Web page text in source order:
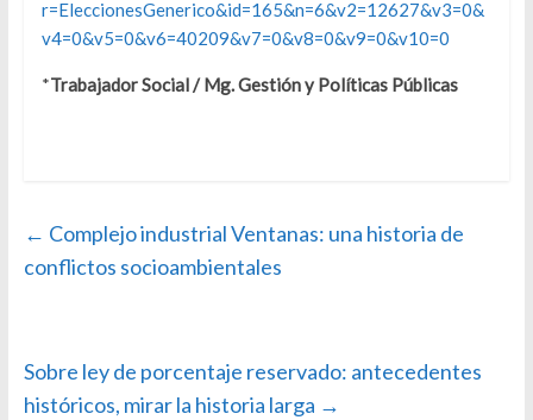
r=EleccionesGenerico&id=165&n=6&v2=12627&v3=0&
v4=0&v5=0&v6=40209&v7=0&v8=0&v9=0&v10=0
*Trabajador Social / Mg. Gestión y Políticas Públicas
← Complejo industrial Ventanas: una historia de
conflictos socioambientales
Sobre ley de porcentaje reservado: antecedentes
históricos, mirar la historia larga →